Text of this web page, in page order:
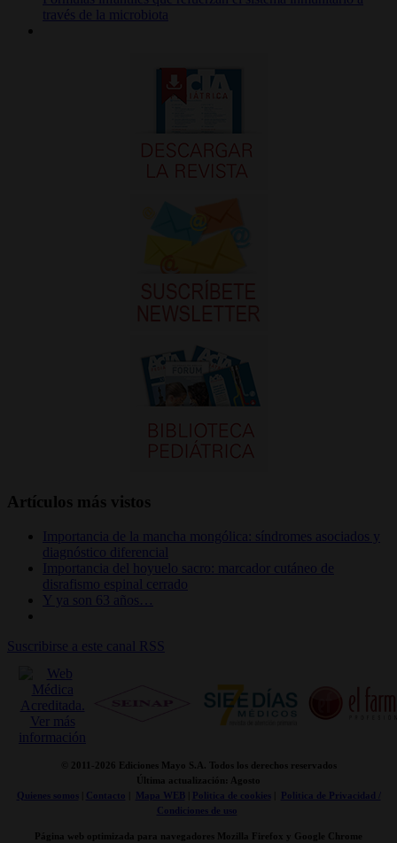
través de la microbiota
Artículos más vistos
Importancia de la mancha mongólica: síndromes asociados y
diagnóstico diferencial
Importancia del hoyuelo sacro: marcador cutáneo de
disrafismo espinal cerrado
Y ya son 63 años…
Suscribirse a este canal RSS
© 2011- 2026 Ediciones Mayo S.A. Todos los derechos reservados
Última actualización: Agosto
Quienes somos| Contacto Mapa WEB| Politica de cookies|
Politica de Privacidad /
Condiciones de uso
Página web optimizada para navegadores Mozilla Firefox y Google Chrome